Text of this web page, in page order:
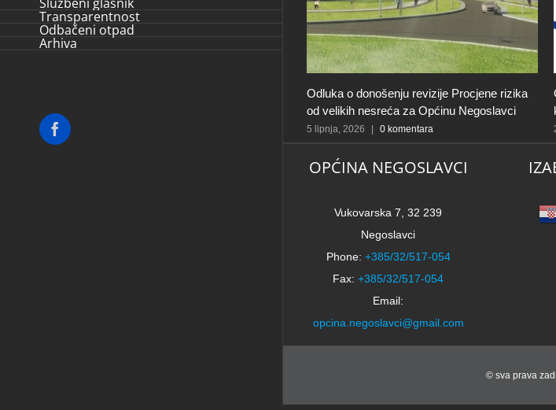
Transparentnost
Odbačeni otpad
Arhiva
Facebook
Odluka o donošenju revizije Procjene rizika
od velikih nesreća za Općinu Negoslavci
5 lipnja, 2026 0 komentara
OPĆINA NEGOSLAVCI
Vukovarska 7, 32 239
Negoslavci
Phone: +385/32/517-054
Fax: +385/32/517-054
Email:
opcina.negoslavci@gmail.com
© sva prava